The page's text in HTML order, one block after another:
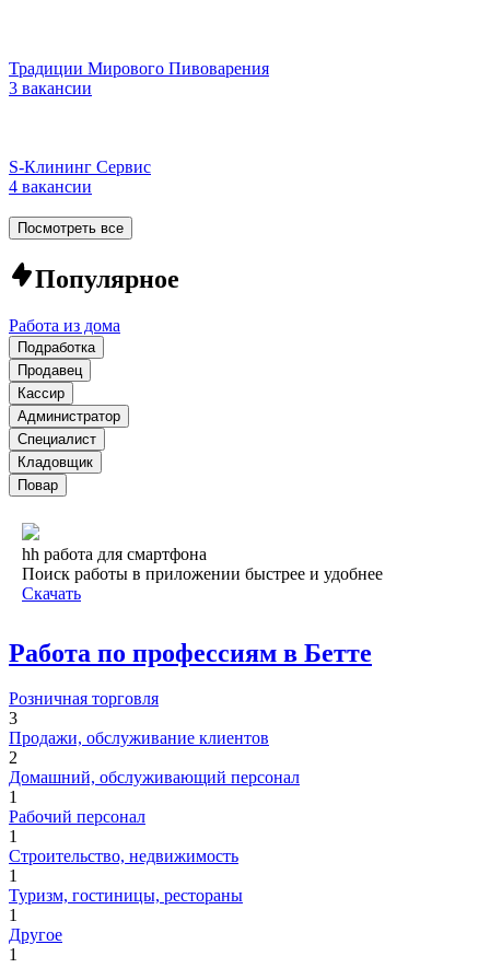
Традиции Мирового Пивоварения
3 вакансии
S-Клининг Сервис
4 вакансии
Посмотреть все
Популярное
Работа из дома
Подработка
Продавец
Кассир
Администратор
Специалист
Кладовщик
Повар
hh работа для смартфона
Поиск работы в приложении быстрее и удобнее
Скачать
Работа по профессиям в Бетте
Розничная торговля
3
Продажи, обслуживание клиентов
2
Домашний, обслуживающий персонал
1
Рабочий персонал
1
Строительство, недвижимость
1
Туризм, гостиницы, рестораны
1
Другое
1